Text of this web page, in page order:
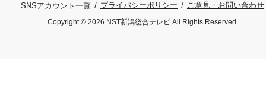
SNSアカウント一覧 プライバシーポリシー ご意見・お問い合わせ
Copyright © 2026 NST新潟総合テレビ All Rights Reserved.